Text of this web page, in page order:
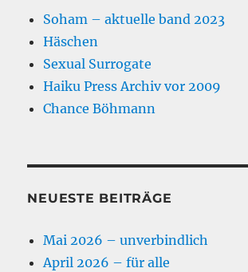
Soham – aktuelle band 2023
Häschen
Sexual Surrogate
Haiku Press Archiv vor 2009
Chance Böhmann
NEUESTE BEITRÄGE
Mai 2026 – unverbindlich
April 2026 – für alle